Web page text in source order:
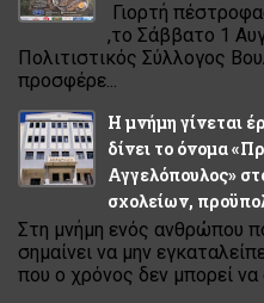
Γιορτή
,το Σάββατο 1
Πολιτιστικός Σύλλογος
προσφέρε...
Η μνήμη γίνεται
δίνει το όνομα
Αγγελόπουλος»
σχολείων,
Στη μνήμη ενός ανθρώπου
σημαίνει να μην
που ο χρόνος δεν μπορεί να